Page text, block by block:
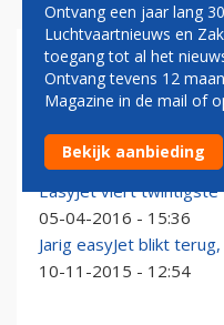
VERJAARDAG
British Airways viert
22-01-2019 - 12:22
EasyJet viert twintigste
05-04-2016 - 15:36
Jarig easyJet blikt
10-11-2015 - 12:54
Ontvang een jaar lang
Luchtvaartnieuws en
toegang tot al het
Ontvang tevens 12
Magazine in de mail of
Bekijk aanbieding